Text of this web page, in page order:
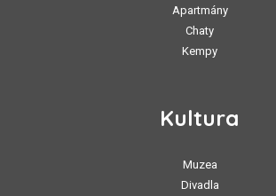
Apartmány
Chaty
Kempy
Kultura
Muzea
Divadla